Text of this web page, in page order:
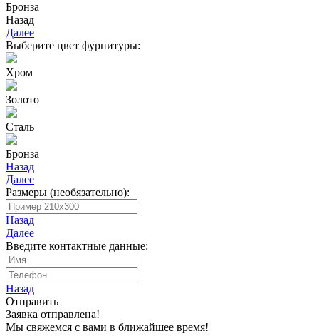
Бронза
Назад
Далее
Выберите цвет фурнитуры:
Хром
Золото
Сталь
Бронза
Назад
Далее
Размеры (необязательно):
Назад
Далее
Введите контактные данные:
Назад
Отправить
Заявка отправлена!
Мы свяжемся с вами в ближайшее время!